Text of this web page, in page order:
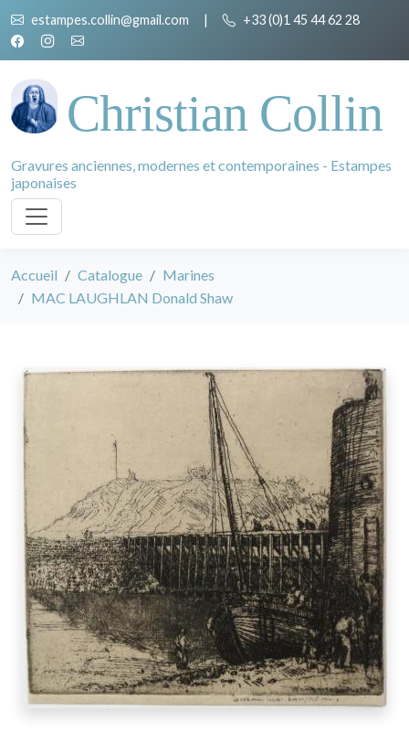
estampes.collin@gmail.com | +33 (0)1 45 44 62 28
Christian Collin
Gravures anciennes, modernes et contemporaines - Estampes
japonaises
Accueil Catalogue
Marines
MAC LAUGHLAN Donald Shaw